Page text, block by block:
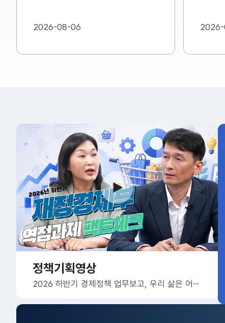
자세한 내용은 첨부자료를 참고하여
2026-08-06
첨부를
정책기획영상
2026 하반기 경제정책 업무보고, 우리 삶은 어떻게 달라질까요?